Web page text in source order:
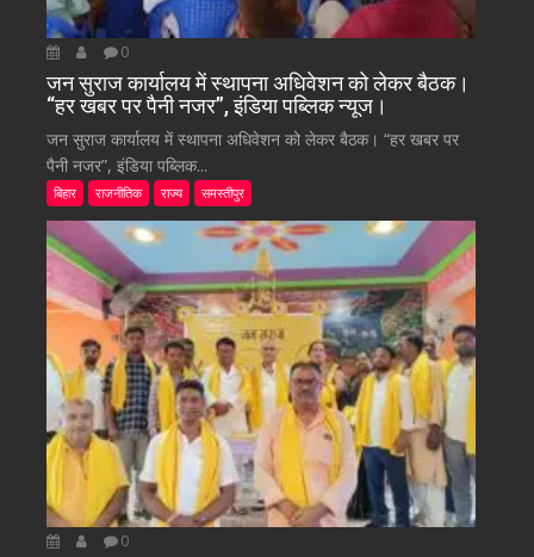
0
जन सुराज कार्यालय में स्थापना अधिवेशन को लेकर बैठक।
“हर खबर पर पैनी नजर”, इंडिया पब्लिक न्यूज।
जन सुराज कार्यालय में स्थापना अधिवेशन को लेकर बैठक। “हर खबर पर
पैनी नजर”, इंडिया पब्लिक...
बिहार राजनीतिक राज्य समस्तीपुर
0